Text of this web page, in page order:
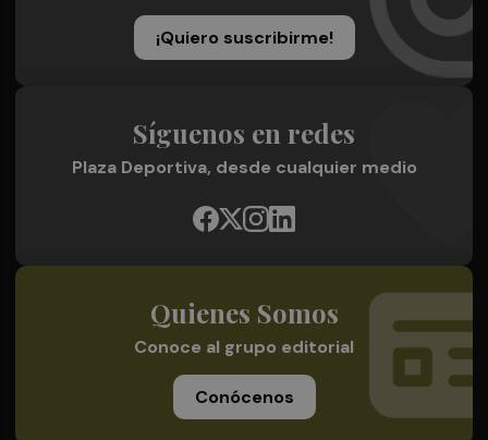
¡Quiero suscribirme!
Síguenos en redes
Plaza Deportiva, desde cualquier medio
Quienes Somos
Conoce al grupo editorial
Conócenos